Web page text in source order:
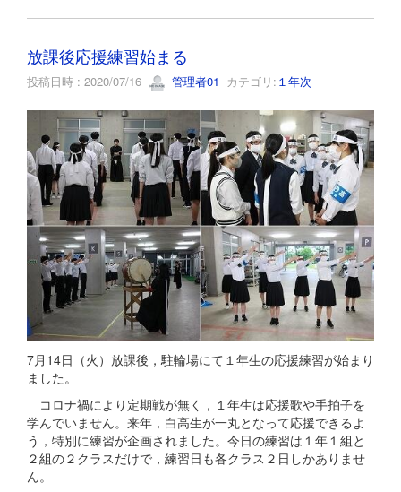
放課後応援練習始まる
投稿日時 : 2020/07/16 管理者01 カテゴリ: １年次
7月14日（火）放課後，駐輪場にて１年生の応援練習が始まり
ました。
コロナ禍により定期戦が無く，１年生は応援歌や手拍子を
学んでいません。来年，白高生が一丸となって応援できるよ
う，特別に練習が企画されました。今日の練習は１年１組と
２組の２クラスだけで，練習日も各クラス２日しかありませ
ん。